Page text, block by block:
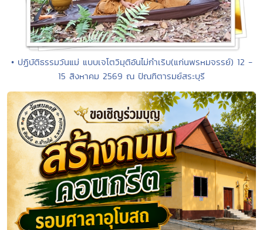
• ปฏิบัติธรรมวันแม่ แบบเจโตวิมุติอันไม่กำเริบ(แก่นพรหมจรรย์) 12 -
15 สิงหาคม 2569 ณ ปัณฑิตารมย์สระบุรี